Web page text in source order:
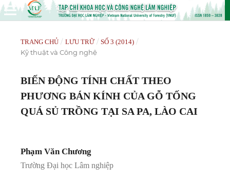
TRANG CHỦ / LƯU TRỮ / SỐ 3 (2014) /
Kỹ thuật và Công nghệ
BIẾN ĐỘNG TÍNH CHẤT THEO
PHƯƠNG BÁN KÍNH CỦA GỖ TỐNG
QUÁ SỦ TRỒNG TẠI SA PA, LÀO CAI
Phạm Văn Chương
Trường Đại học Lâm nghiệp